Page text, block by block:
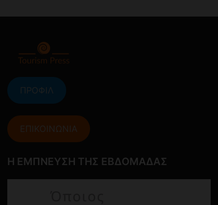
ΠΡΟΦΙΛ
ΕΠΙΚΟΙΝΩΝΙΑ
Η ΕΜΠΝΕΥΣΗ ΤΗΣ ΕΒΔΟΜΑΔΑΣ